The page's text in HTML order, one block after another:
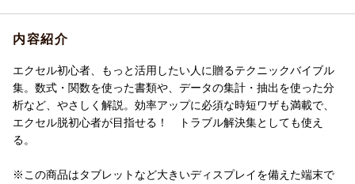
内容紹介
エクセル初心者、もっと活用したい人に贈るテクニックバイブル
集。数式・関数を使った書類や、データの集計・抽出を使った分
析など、やさしく解説。効率アップに必須な時短ワザも満載で、
エクセル脱初心者が目指せる！ トラブル解決集としても使え
る。
※この商品はタブレットなど大きいディスプレイを備えた端末で